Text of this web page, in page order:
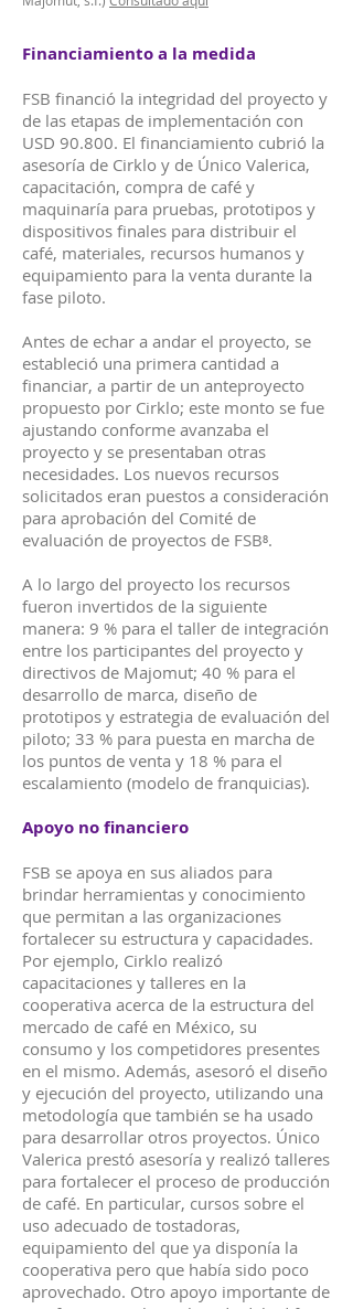
Financiamiento a la medida
FSB financió la integridad del proyecto y
de las etapas de implementación con
USD 90.800. El financiamiento cubrió la
asesoría de Cirklo y de Único Valerica,
capacitación, compra de café y
maquinaría para pruebas, prototipos y
dispositivos finales para distribuir el
café, materiales, recursos humanos y
equipamiento para la venta durante la
fase piloto.
Antes de echar a andar el proyecto, se
estableció una primera cantidad a
financiar, a partir de un anteproyecto
propuesto por Cirklo; este monto se fue
ajustando conforme avanzaba el
proyecto y se presentaban otras
necesidades. Los nuevos recursos
solicitados eran puestos a consideración
para aprobación del Comité de
evaluación de proyectos de FSB⁸.
A lo largo del proyecto los recursos
fueron invertidos de la siguiente
manera: 9 % para el taller de integración
entre los participantes del proyecto y
directivos de Majomut; 40 % para el
desarrollo de marca, diseño de
prototipos y estrategia de evaluación del
piloto; 33 % para puesta en marcha de
los puntos de venta y 18 % para el
escalamiento (modelo de franquicias).
Apoyo no financiero
FSB se apoya en sus aliados para
brindar herramientas y conocimiento
que permitan a las organizaciones
fortalecer su estructura y capacidades.
Por ejemplo, Cirklo realizó
capacitaciones y talleres en la
cooperativa acerca de la estructura del
mercado de café en México, su
consumo y los competidores presentes
en el mismo. Además, asesoró el diseño
y ejecución del proyecto, utilizando una
metodología que también se ha usado
para desarrollar otros proyectos. Único
Valerica prestó asesoría y realizó talleres
para fortalecer el proceso de producción
de café. En particular, cursos sobre el
uso adecuado de tostadoras,
equipamiento del que ya disponía la
cooperativa pero que había sido poco
aprovechado. Otro apoyo importante de